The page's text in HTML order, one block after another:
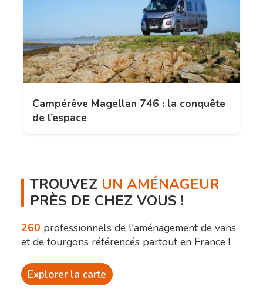
Campérêve Magellan 746 : la conquête
de l’espace
TROUVEZ UN AMÉNAGEUR
PRÈS DE CHEZ VOUS !
260 professionnels de l'aménagement de vans
et de fourgons référencés partout en France !
Explorer la carte